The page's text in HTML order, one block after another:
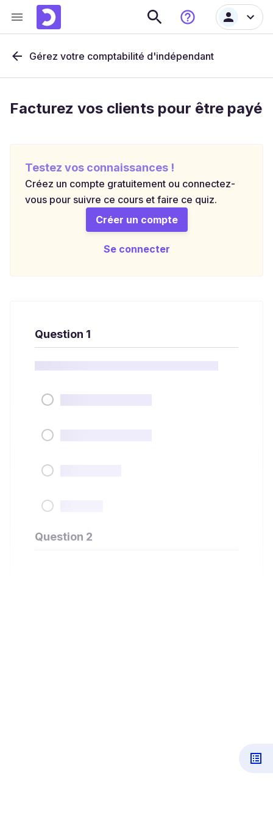
Gérez votre comptabilité d'indépendant
Facturez vos clients pour être payé
Testez vos connaissances !
Créez un compte gratuitement ou connectez-
vous pour suivre ce cours et faire ce quiz.
Créer un compte
Se connecter
Question 1
Question 2